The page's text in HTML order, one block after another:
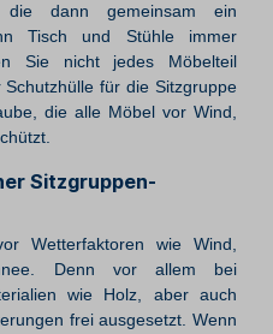
die dann gemeinsam ein
Tisch und Stühle immer
Sie nicht jedes Möbelteil
für die Sitzgruppe
die alle Möbel vor Wind,
Sitzgruppen-
Wetterfaktoren wie Wind,
Denn vor allem bei
wie Holz, aber auch
frei ausgesetzt. Wenn